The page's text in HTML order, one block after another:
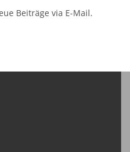
Beiträge via E-Mail.